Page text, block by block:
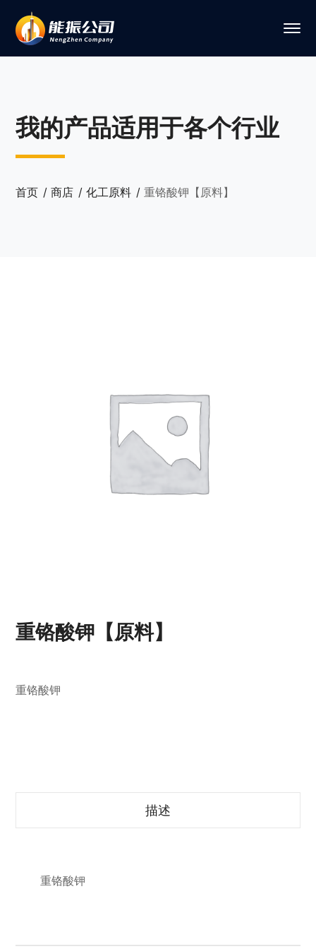
我的产品适用于各个行业
首页 商店 化工原料 重铬酸钾【原料】
重铬酸钾【原料】
重铬酸钾
描述
重铬酸钾